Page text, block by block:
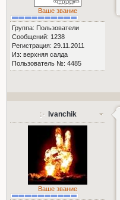
Ваше звание
Группа: Пользователи
Сообщений: 1238
Регистрация: 29.11.2011
Из: верхняя салда
Пользователь №: 4485
Ivanchik
Ваше звание